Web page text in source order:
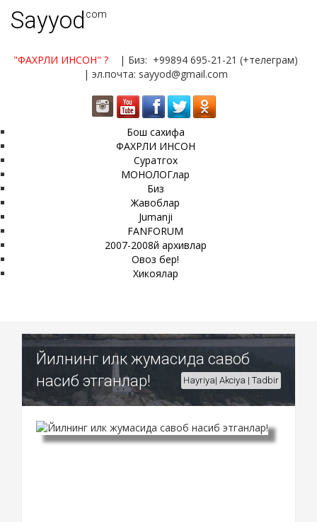
Sayyod.com
"ФАХРЛИ ИНСОН" ?
| Биз: +99894 695-21-21 (+телеграм)
| эл.почта: sayyod@gmail.com
Бош сахифа
ФАХРЛИ ИНСОН
Суратгох
МОНОЛОГлар
Биз
Жавоблар
Jumanji
FANFORUM
2007-2008й архивлар
Овоз бер!
Хикоялар
Йилнинг илк жумасида савоб
насиб этганлар!
Hayriya| Akciya | Tadbir